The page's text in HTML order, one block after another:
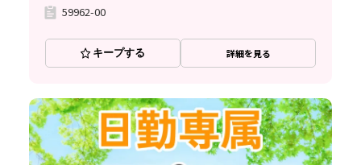
59962-00
キープする 詳細を見る